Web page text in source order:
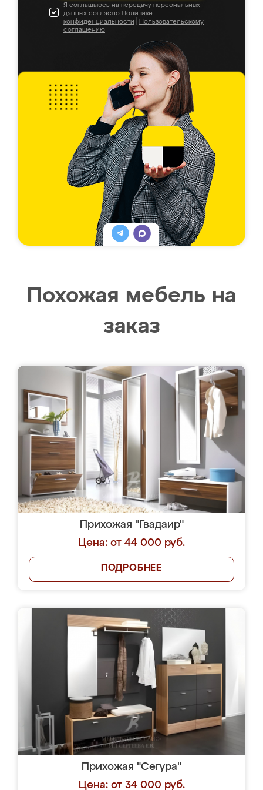
Я соглашаюсь на передачу персональных
данных согласно Политике
конфиденциальности
Пользовательскому
соглашению
Похожая мебель на
заказ
Прихожая "Гвадаир"
Цена: от 44 000 руб.
ПОДРОБНЕЕ
Прихожая "Сегура"
Цена: от 34 000 руб.